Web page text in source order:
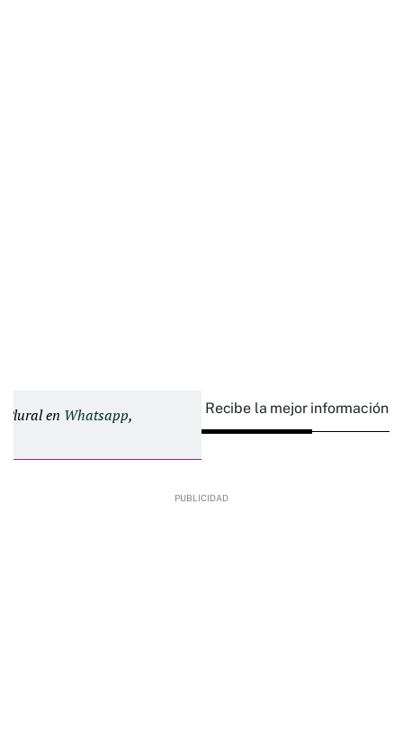
Plural en Whatsapp, Recibe la mejor información